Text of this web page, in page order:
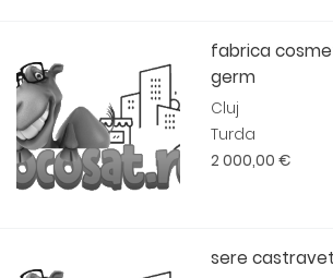
fabrica
germ
Cluj
Turda
2 000,00 €
sere